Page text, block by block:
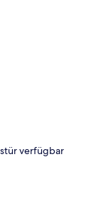
verfügbar